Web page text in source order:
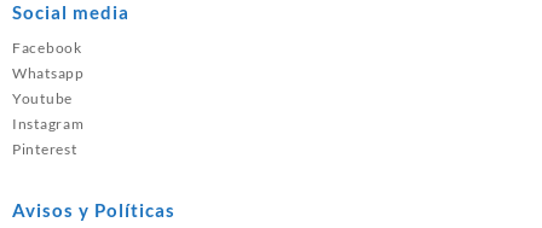
Social media
Facebook
Whatsapp
Youtube
Instagram
Pinterest
Avisos y Políticas